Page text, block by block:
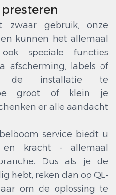
gebruik, onze
kunnen het allemaal
speciale functies
afscherming, labels of
de installatie te
groot of klein je
er alle aandacht
service biedt u
en kracht - allemaal
Dus als je de
hebt, reken dan op QL-
om de oplossing te